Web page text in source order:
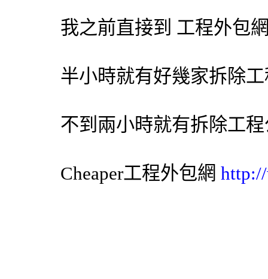
我之前直接到 工程外包
半小時就有好幾家拆除
不到兩小時就有拆除工程
Cheaper工程外包網